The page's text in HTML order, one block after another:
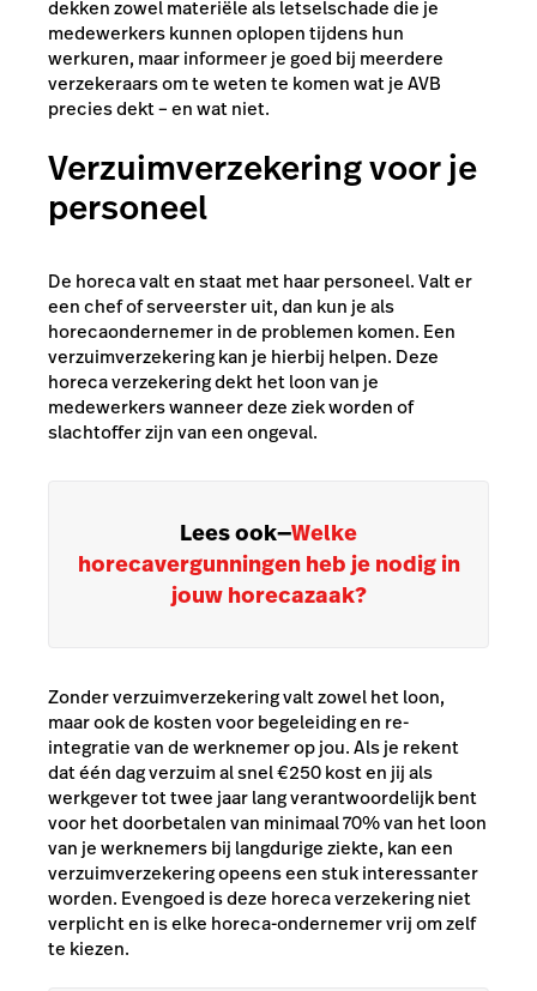
dekken zowel materiële als letselschade die je
medewerkers kunnen oplopen tijdens hun
werkuren, maar informeer je goed bij meerdere
verzekeraars om te weten te komen wat je AVB
precies dekt – en wat niet.
Verzuimverzekering voor je
personeel
De horeca valt en staat met haar personeel. Valt er
een chef of serveerster uit, dan kun je als
horecaondernemer in de problemen komen. Een
verzuimverzekering kan je hierbij helpen. Deze
horeca verzekering dekt het loon van je
medewerkers wanneer deze ziek worden of
slachtoffer zijn van een ongeval.
Lees ook—Welke
horecavergunningen heb je nodig in
jouw horecazaak?
Zonder verzuimverzekering valt zowel het loon,
maar ook de kosten voor begeleiding en re-
integratie van de werknemer op jou. Als je rekent
dat één dag verzuim al snel €250 kost en jij als
werkgever tot twee jaar lang verantwoordelijk bent
voor het doorbetalen van minimaal 70% van het loon
van je werknemers bij langdurige ziekte, kan een
verzuimverzekering opeens een stuk interessanter
worden. Evengoed is deze horeca verzekering niet
verplicht en is elke horeca-ondernemer vrij om zelf
te kiezen.